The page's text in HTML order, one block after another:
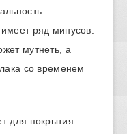
ряд минусов.
мутнеть, а
со временем
для покрытия